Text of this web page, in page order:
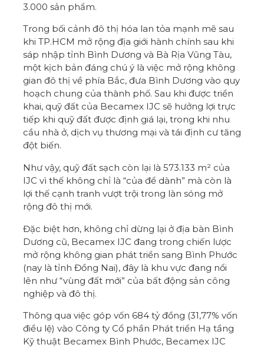
3.000 sản phẩm.
Trong bối cảnh đô thị hóa lan tỏa mạnh mẽ sau
khi TP.HCM mở rộng địa giới hành chính sau khi
sáp nhập tỉnh Bình Dương và Bà Rịa Vũng Tàu,
một kịch bản đáng chú ý là việc mở rộng không
gian đô thị về phía Bắc, đưa Bình Dương vào quy
hoạch chung của thành phố. Sau khi được triển
khai, quỹ đất của Becamex IJC sẽ hưởng lợi trực
tiếp khi quỹ đất được định giá lại, trong khi nhu
cầu nhà ở, dịch vụ thương mại và tái định cư tăng
đột biến.
Như vậy, quỹ đất sạch còn lại là 573.133 m² của
IJC vì thế không chỉ là “của để dành” mà còn là
lợi thế cạnh tranh vượt trội trong làn sóng mở
rộng đô thị mới.
Đặc biệt hơn, không chỉ dừng lại ở địa bàn Bình
Dương cũ, Becamex IJC đang trong chiến lược
mở rộng không gian phát triển sang Bình Phước
(nay là tỉnh Đồng Nai), đây là khu vực đang nổi
lên như “vùng đất mới” của bất động sản công
nghiệp và đô thị.
Thông qua việc góp vốn 684 tỷ đồng (31,77% vốn
điều lệ) vào Công ty Cổ phần Phát triển Hạ tầng
Kỹ thuật Becamex Bình Phước, Becamex IJC